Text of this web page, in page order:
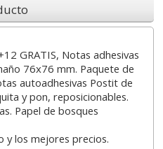
GRATIS, Notas adhesivas
76x76 mm. Paquete de
autoadhesivas Postit de
y pon, reposicionables.
Papel de bosques
y los mejores precios.